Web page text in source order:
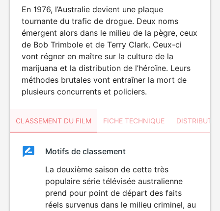
En 1976, l’Australie devient une plaque
tournante du trafic de drogue. Deux noms
émergent alors dans le milieu de la pègre, ceux
de Bob Trimbole et de Terry Clark. Ceux-ci
vont régner en maître sur la culture de la
marijuana et la distribution de l’héroïne. Leurs
méthodes brutales vont entraîner la mort de
plusieurs concurrents et policiers.
CLASSEMENT DU FILM FICHE TECHNIQUE
ClassementClassement
VIOLENCE
ÉROTISME
Motifs de classement
La deuxième saison de cette très
populaire série télévisée australienne
prend pour point de départ des faits
réels survenus dans le milieu criminel, au